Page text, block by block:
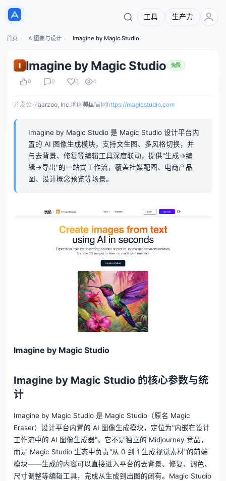
工具 生产力
首页 AI图像与设计 Imagine by Magic Studio
Imagine by Magic Studio 免费
0 0 0 4
开发公司aarzoo, Inc.地区美国 官网 https://magicstudio.com
Imagine by Magic Studio 是 Magic Studio 设计平台内
置的 AI 图像生成模块，支持文生图、多风格切换，并
与去背景、修复等编辑工具深度联动，提供"生成→编
辑→导出"的一站式工作流，覆盖社媒配图、电商产品
图、设计概念预览等场景。
Imagine by Magic Studio
Imagine by Magic Studio 的核心参数与统
计
Imagine by Magic Studio 是 Magic Studio（原名 Magic
Eraser）设计平台内置的 AI 图像生成模块，定位为"内嵌在设计
工作流中的 AI 图像生成器"。它不是独立的 Midjourney 竞品，
而是 Magic Studio 生态中负责"从 0 到 1 生成视觉素材"的前端
模块——生成的内容可以直接进入平台的去背景、修复、调色、
尺寸调整等编辑工具，完成从生成到出图的闭有。Magic Studio